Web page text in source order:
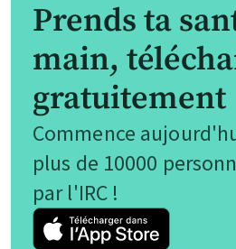
Prends ta
main,
gratuitement
Commence
plus de 10000
par l'IRC !